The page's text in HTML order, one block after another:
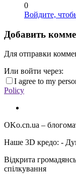
0
Войдите,
Добавить
Для отправки
Или войти через:
I agree to my
Policy
OKo.cn.ua –
Наше 3D кредо: -
Відкрита
спілкування